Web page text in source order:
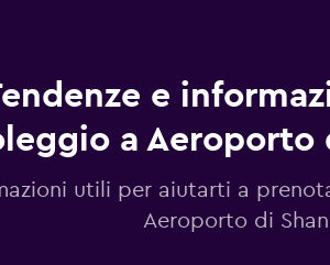
e
a Aeroporto
utili per aiutarti a
Aeroporto di